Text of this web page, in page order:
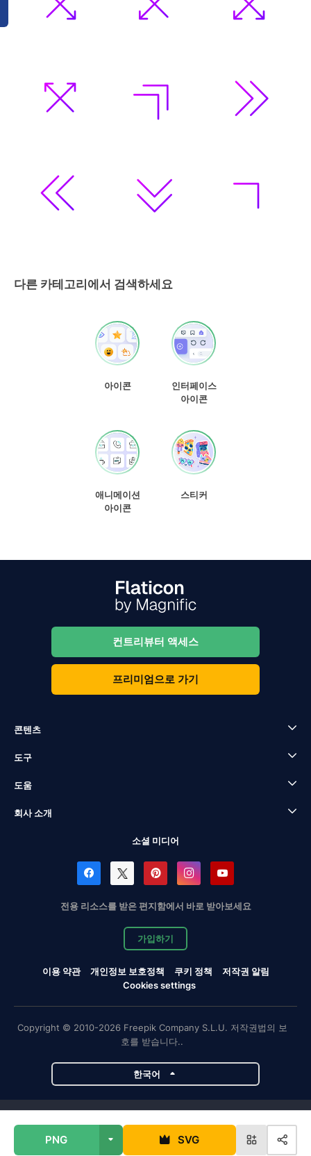
PNG SVG
다른 카테고리에서 검색하세요
아이콘
인터페이스
아이콘
애니메이션
아이콘
스티커
컨트리뷰터 액세스
프리미엄으로 가기
콘텐츠
도구
도움
회사 소개
소셜 미디어
전용 리소스를 받은 편지함에서 바로 받아보세요
가입하기
이용 약관 개인정보 보호정책 쿠키 정책
저작권 알림
Cookies settings
Copyright © 2010-2026 Freepik Company S.L.U. 저작권법의 보
호를 받습니다..
한국어